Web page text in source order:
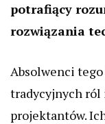
potrafiący
rozwiązania
Absolwenci
tradycyjnych
projektantów.